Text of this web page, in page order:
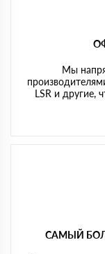
Мы
LSR и другие,
САМЫЙ